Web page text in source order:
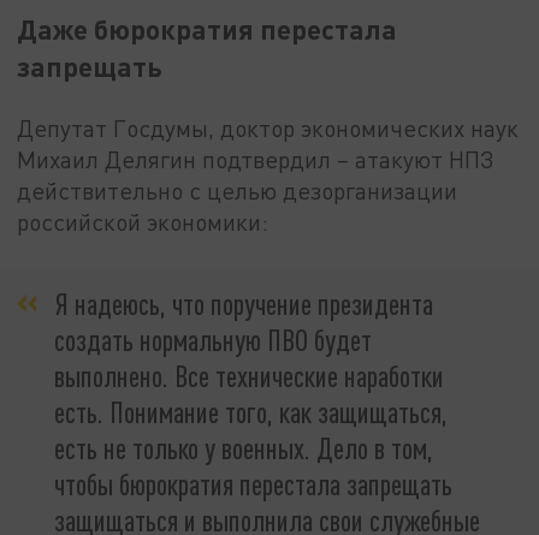
Даже бюрократия перестала
запрещать
Депутат Госдумы, доктор экономических наук
Михаил Делягин подтвердил – атакуют НПЗ
действительно с целью дезорганизации
российской экономики:
Я надеюсь, что поручение президента
создать нормальную ПВО будет
выполнено. Все технические наработки
есть. Понимание того, как защищаться,
есть не только у военных. Дело в том,
чтобы бюрократия перестала запрещать
защищаться и выполнила свои служебные